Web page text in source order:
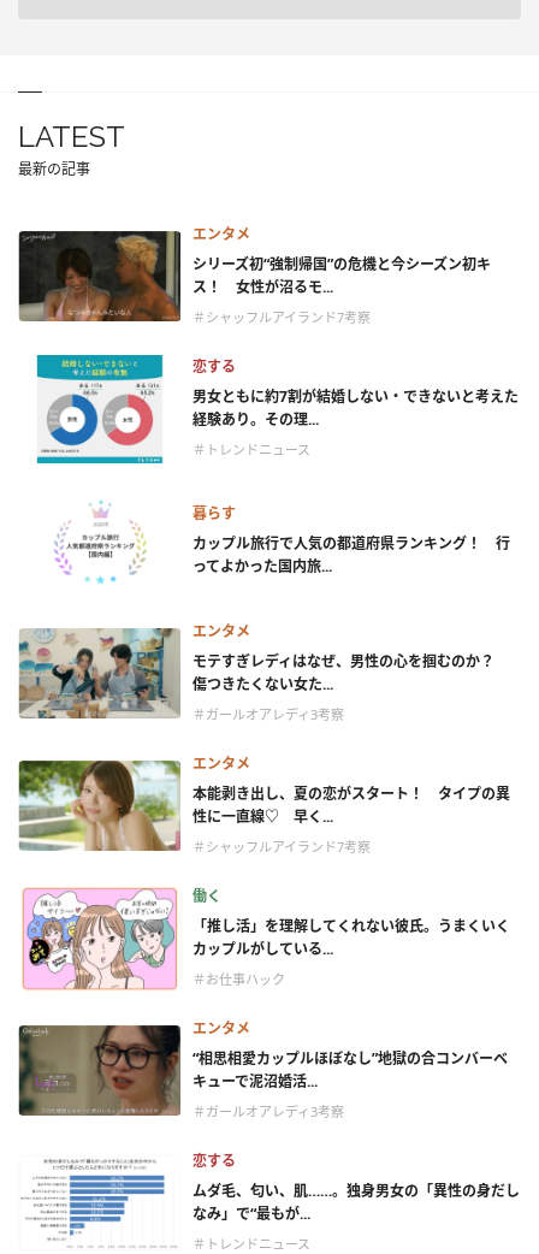
LATEST
最新の記事
エンタメ
シリーズ初“強制帰国”の危機と今シーズン初キ
ス！ 女性が沼るモ...
＃シャッフルアイランド7考察
恋する
男女ともに約7割が結婚しない・できないと考えた
経験あり。その理...
＃トレンドニュース
暮らす
カップル旅行で人気の都道府県ランキング！ 行
ってよかった国内旅...
エンタメ
モテすぎレディはなぜ、男性の心を掴むのか？
傷つきたくない女た...
＃ガールオアレディ3考察
エンタメ
本能剥き出し、夏の恋がスタート！ タイプの異
性に一直線♡ 早く...
＃シャッフルアイランド7考察
働く
「推し活」を理解してくれない彼氏。うまくいく
カップルがしている...
＃お仕事ハック
エンタメ
“相思相愛カップルほぼなし”地獄の合コンバーベ
キューで泥沼婚活...
＃ガールオアレディ3考察
恋する
ムダ毛、匂い、肌……。独身男女の「異性の身だし
なみ」で“最もが...
＃トレンドニュース